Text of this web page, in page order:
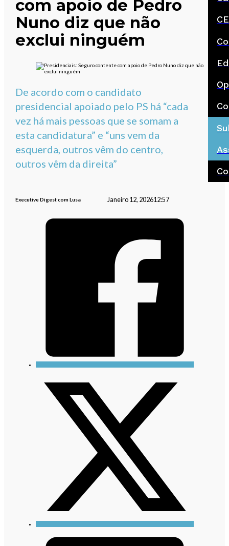
com apoio de Pedro
Nuno diz que não
exclui ninguém
De acordo com o candidato
presidencial apoiado pelo PS há “cada
vez há mais pessoas que se somam a
esta candidatura” e “uns vem da
esquerda, outros vêm do centro,
outros vêm da direita”
Executive Digest com Lusa Janeiro 12, 202612:57